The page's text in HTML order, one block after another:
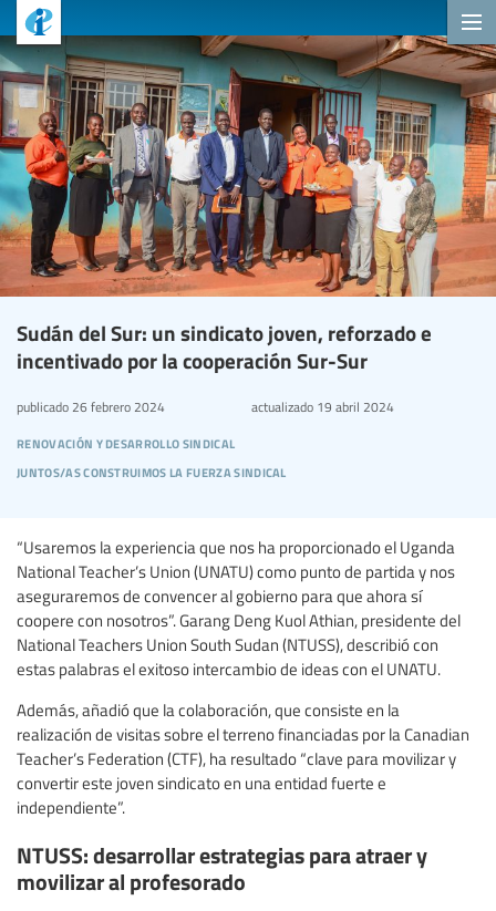
Sudán del Sur: un sindicato joven, reforzado e
incentivado por la cooperación Sur-Sur
renovación y desarrollo sindical
juntos/as construimos la fuerza sindical
publicado 26 febrero 2024 actualizado19 abril 2024
“Usaremos la experiencia que nos ha proporcionado el Uganda
National Teacher’s Union (UNATU) como punto de partida y nos
aseguraremos de convencer al gobierno para que ahora sí
coopere con nosotros”. Garang Deng Kuol Athian, presidente del
National Teachers Union South Sudan (NTUSS), describió con
estas palabras el exitoso intercambio de ideas con el UNATU.
Además, añadió que la colaboración, que consiste en la
realización de visitas sobre el terreno financiadas por la Canadian
Teacher’s Federation (CTF), ha resultado “clave para movilizar y
convertir este joven sindicato en una entidad fuerte e
independiente”.
NTUSS: desarrollar estrategias para atraer y
movilizar al profesorado